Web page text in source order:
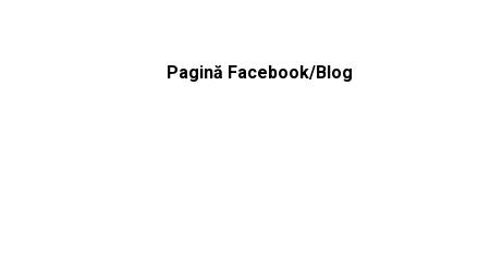
Pagină Facebook/Blog